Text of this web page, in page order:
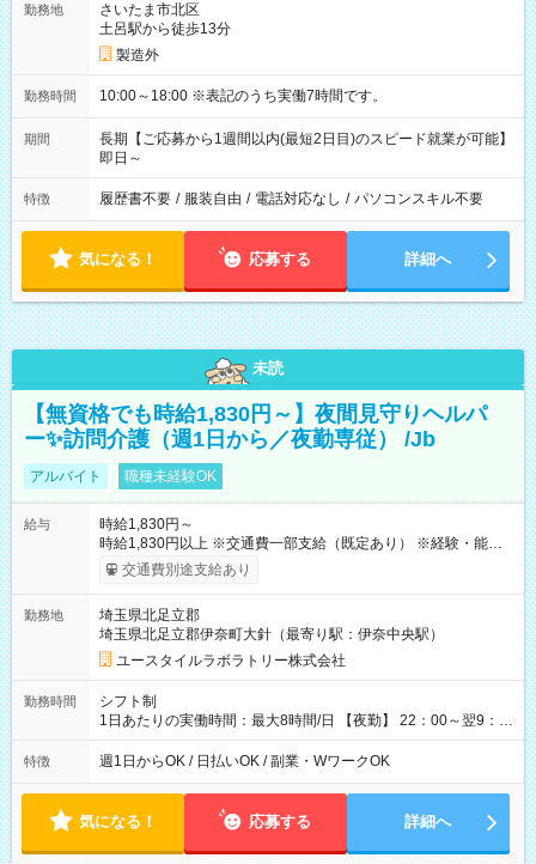
勤務地
さいたま市北区
土呂駅から徒歩13分
製造外
勤務時間 10:00～18:00 ※表記のうち実働7時間です。
期間
長期【ご応募から1週間以内(最短2日目)のスピード就業が可能】
即日～
特徴 履歴書不要 / 服装自由 / 電話対応なし / パソコンスキル不要
気になる！ 応募する 詳細へ
未読
【無資格でも時給1,830円～】夜間見守りヘルパ
ー✨訪問介護（週1日から／夜勤専従） /Jb
アルバイト 職種未経験OK
給与
時給1,830円～
時給1,830円以上 ※交通費一部支給（既定あり） ※経験・能力を
考慮して決定します 【収入例】 週1回勤務の場合：1,830円×8時
間×4回=5万8,560円 週3回勤務の場合：1,830円×8時間×12回
月 ※ 雇用形態と給与に、本採用時と異なる部分があります。 雇
用形態：本採用時と同じです。 給与：時給 1,580円以上
交通費別途支給あり
勤務地
埼玉県北足立郡
埼玉県北足立郡伊奈町大針（最寄り駅：伊奈中央駅）
ユースタイルラボラトリー株式会社
勤務時間
シフト制
1日あたりの実働時間：最大8時間/日 【夜勤】 22：00～翌9：
00 ※週1日～OK ／ 夜勤専従 ＊＊ 勤務時間例 ＊＊ ■22時か
ら翌7時 ■23時から翌8時 ■24時から翌9時 など ※上記の時間
ます。 ※曜日固定（毎週同じ曜日での勤務となります）
特徴 週1日からOK / 日払いOK / 副業・WワークOK
気になる！ 応募する 詳細へ